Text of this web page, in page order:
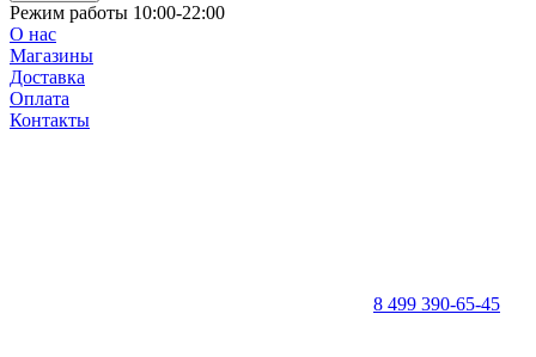
Режим работы 10:00-22:00
О нас
Магазины
Доставка
Оплата
Контакты
8 499 390-65-45